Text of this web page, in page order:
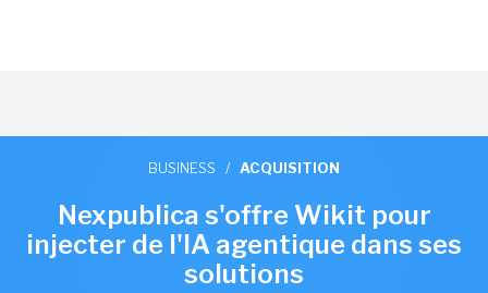
BUSINESS / ACQUISITION
Nexpublica s'offre Wikit pour
injecter de l'IA agentique dans ses
solutions